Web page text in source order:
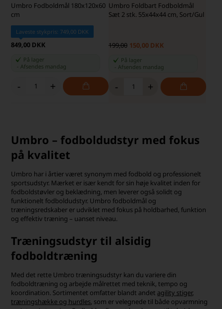
Umbro Fodboldmål 180x120x60
cm
Laveste stykpris: 749,00 DKK
849,00 DKK
På lager
Afsendes mandag
- +
Umbro Foldbart Fodboldmål
Sæt 2 stk. 55x44x44 cm, Sort/Gul
199,00 150,00 DKK
På lager
Afsendes mandag
- +
Umbro – fodboldudstyr med fokus
på kvalitet
Umbro har i årtier været synonym med fodbold og professionelt
sportsudstyr. Mærket er især kendt for sin høje kvalitet inden for
fodboldstøvler og beklædning, men leverer også solidt og
funktionelt fodboldudstyr. Umbro fodboldmål og
træningsredskaber er udviklet med fokus på holdbarhed, funktion
og effektiv træning – uanset niveau.
Træningsudstyr til alsidig
fodboldtræning
Med det rette Umbro træningsudstyr kan du variere din
fodboldtræning og arbejde målrettet med teknik, tempo og
koordination. Sortimentet omfatter blandt andet agility stiger,
træningshække og hurdles, som er velegnede til både opvarmning